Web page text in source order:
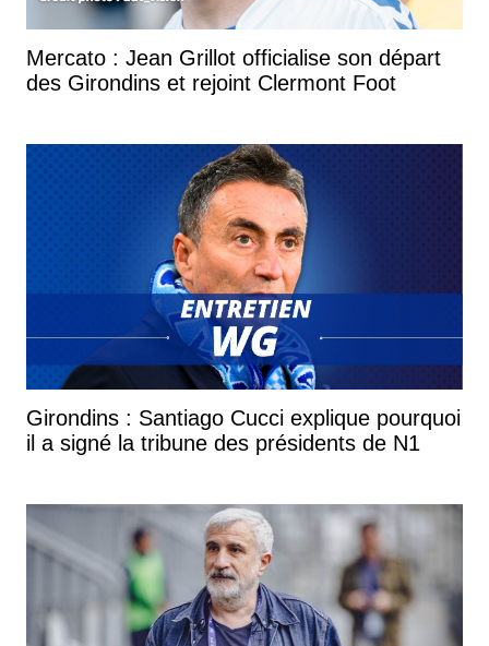
Mercato : Jean Grillot officialise son départ
des Girondins et rejoint Clermont Foot
Girondins : Santiago Cucci explique pourquoi
il a signé la tribune des présidents de N1